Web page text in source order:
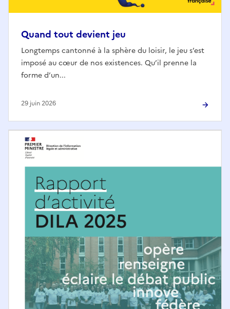
Quand tout devient jeu
Longtemps cantonné à la sphère du loisir, le jeu s’est
imposé au cœur de nos existences. Qu’il prenne la
forme d’un...
29 juin 2026